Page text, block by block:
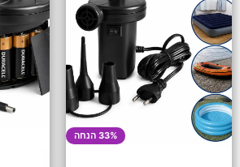
33% הנחה